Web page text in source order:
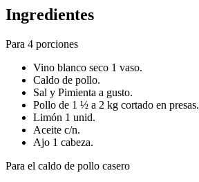
Ingredientes
Para 4 porciones
Vino blanco seco 1 vaso.
Caldo de pollo.
Sal y Pimienta a gusto.
Pollo de 1 ½ a 2 kg cortado en presas.
Limón 1 unid.
Aceite c/n.
Ajo 1 cabeza.
Para el caldo de pollo casero